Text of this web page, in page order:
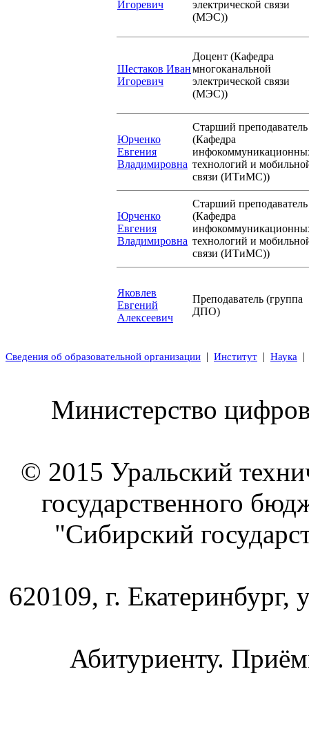
Игоревич
электрической связи
(МЭС))
Шестаков Иван
Игоревич
Доцент (Кафедра
многоканальной
электрической связи
(МЭС))
Юрченко
Евгения
Владимировна
Старший преподаватель
(Кафедра
технологий и
связи (ИТиМС))
Юрченко
Евгения
Владимировна
Старший преподаватель
(Кафедра
технологий и
связи (ИТиМС))
Яковлев
Евгений
Алексеевич
Преподаватель (группа
ДПО)
Сведения об образовательной организации | Институт | Наука
Министерство
© 2015 Уральский
государственного
"Сибирский
620109, г.
Абитуриенту.